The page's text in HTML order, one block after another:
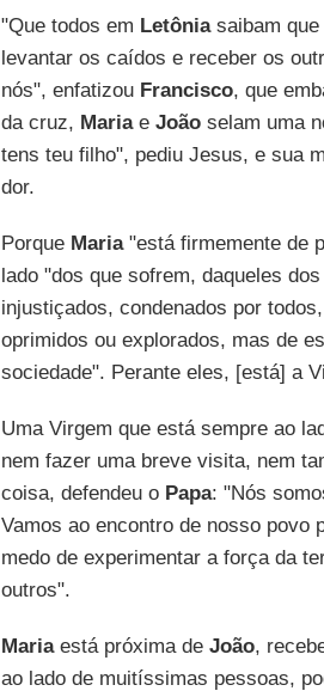
"Que todos em Letôniasaibam que
levantar os caídos e receber os
nós", enfatizou Francisco, que
da cruz, Mariae Joãoselam uma
tens teu filho", pediu Jesus, e sua
dor.
Porque Maria"está firmemente de
lado "dos que sofrem, daqueles
injustiçados, condenados por
oprimidos ou explorados, mas de
sociedade". Perante eles, [está] a
Uma Virgem que está sempre ao
nem fazer uma breve visita, nem
coisa, defendeu o Papa: "Nós
Vamos ao encontro de nosso povo
medo de experimentar a força da
outros".
Mariaestá próxima de João,
ao lado de muitíssimas pessoas,